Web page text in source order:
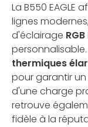
La B550
lignes
d'éclairage
thermiques
pour garantir
d'une charge
retrouve
fidèle à la